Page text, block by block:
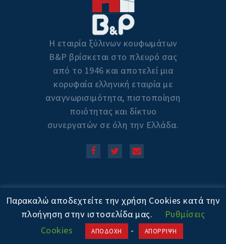
Η εταιρία ξύλινων κουφωμάτων
Β&P βρίσκεται στο πλευρό σας
από το 1946 και αποτελεί μια
κορυφαία ελληνική εταιρία με
αναγνωρισιμότητα, πιστοποίηση
ποιότητας και δίκτυο
συνεργατών σε όλη την Ελλάδα.
Copyright © 2020! All Rights
Reserved. Powered by
Παρακαλώ αποδεχτείτε την χρήση Cookies κατά την
πλοήγηση στην ιστοσελίδα μας.
Ρυθμίσεις
Cookies
ΑΠΟΔΟΧΗ - ΑΠΟΡΡΙΨΗ